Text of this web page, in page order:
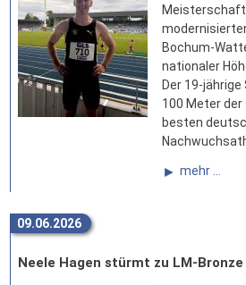
Bochum-
nationaler
Der 19-
100 Meter
besten
mehr ...
09.06.2026
Neele Hagen stürmt zu LM-Bronze